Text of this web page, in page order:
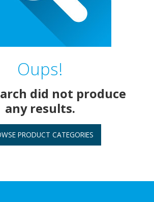
Oups!
did not produce
any results.
PRODUCT CATEGORIES